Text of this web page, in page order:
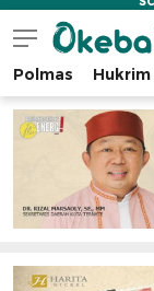
Okebaik.id
Baiknya
Polmas Hukrim